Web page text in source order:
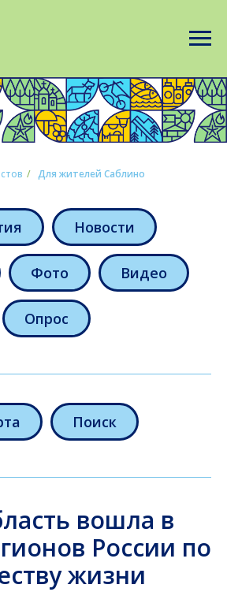
/ Для жителей Саблино
Новости
Фото Видео
Опрос
Поиск
вошла в
России по
жизни